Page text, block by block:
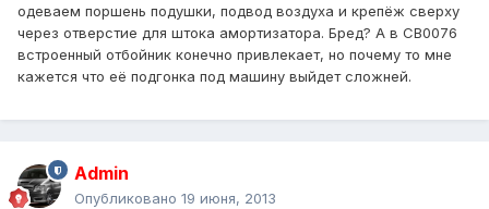
одеваем поршень подушки, подвод воздуха и крепёж сверху
через отверстие для штока амортизатора. Бред? А в СВ0076
встроенный отбойник конечно привлекает, но почему то мне
кажется что её подгонка под машину выйдет сложней.
Admin
Опубликовано 19 июня, 2013